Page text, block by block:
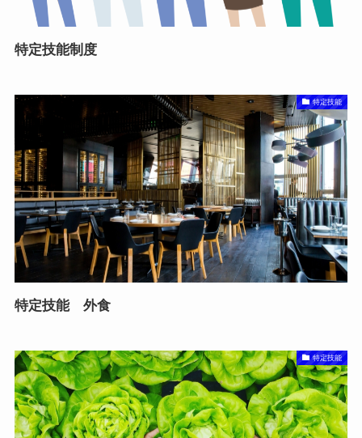
特定技能制度
特定技能
特定技能 外食
特定技能